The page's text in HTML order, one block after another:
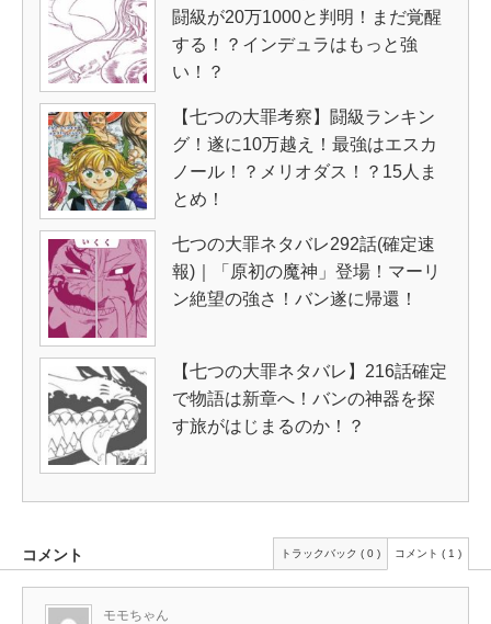
闘級が20万1000と判明！まだ覚醒
する！？インデュラはもっと強
い！？
【七つの大罪考察】闘級ランキン
グ！遂に10万越え！最強はエスカ
ノール！？メリオダス！？15人ま
とめ！
七つの大罪ネタバレ292話(確定速
報)｜「原初の魔神」登場！マーリ
ン絶望の強さ！バン遂に帰還！
【七つの大罪ネタバレ】216話確定
で物語は新章へ！バンの神器を探
す旅がはじまるのか！？
コメント トラックバック ( 0 ) コメント ( 1 )
モモちゃん